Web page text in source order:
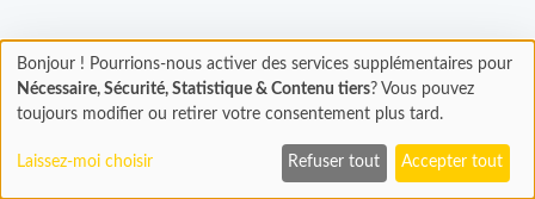
Chargement... Chargement
En cours...
Bonjour ! Pourrions-nous activer des services supplémentaires pour
Nécessaire, Sécurité, Statistique & Contenu tiers? Vous pouvez
toujours modifier ou retirer votre consentement plus tard.
Laissez-moi choisir Refuser tout Accepter tout